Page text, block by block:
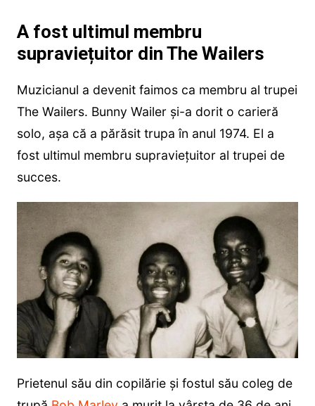
A fost ultimul membru
supraviețuitor din The Wailers
Muzicianul a devenit faimos ca membru al trupei
The Wailers. Bunny Wailer și-a dorit o carieră
solo, așa că a părăsit trupa în anul 1974. El a
fost ultimul membru supraviețuitor al trupei de
succes.
Prietenul său din copilărie și fostul său coleg de